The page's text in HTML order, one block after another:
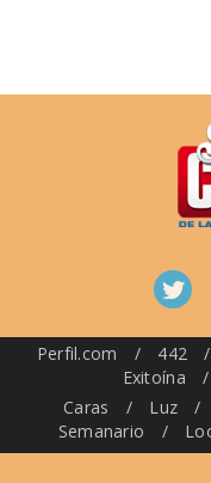
Perfil.com / 442 /
Exitoína
/
Caras
/ Luz /
Semanario
/